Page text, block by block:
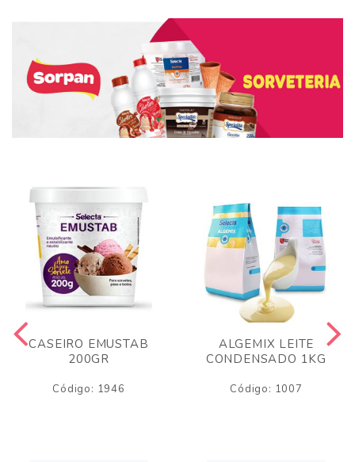
CASEIRO EMUSTAB
200GR
Código: 1946
ALGEMIX LEITE
CONDENSADO 1KG
Código: 1007